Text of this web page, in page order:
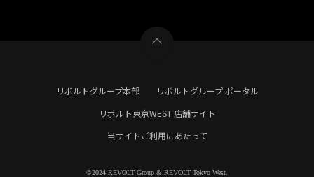
リボルトグループ本部
リボルトグループ ポータル
リボルト東京WEST 店舗サイト
当サイトご利用にあたって
©2024 REVOLT Group & REVOLT Tokyo West.